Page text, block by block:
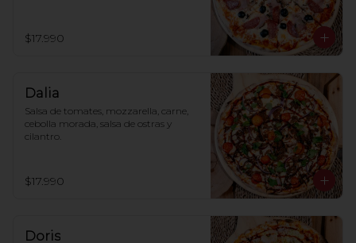
$17.990
Dalia
Salsa de tomates, mozzarella, carne,
cebolla morada, salsa de ostras y
cilantro.
$17.990
Doris